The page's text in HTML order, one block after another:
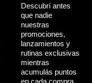
Descubrí antes
que nadie
nuestras
promociones,
lanzamientos y
rutinas exclusivas
mientras
acumulás puntos
en cada compra.